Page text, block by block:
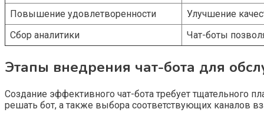
Повышение удовлетворенности
Улучшение
Сбор аналитики
Чат-боты
Этапы внедрения чат-бота для
Создание эффективного чат-бота требует тщательного
решать бот, а также выбора соответствующих каналов